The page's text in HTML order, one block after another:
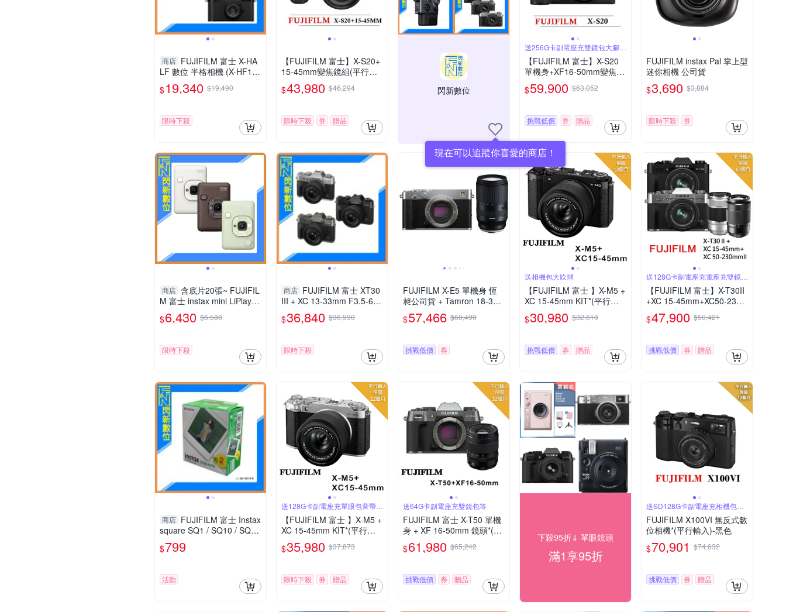
商店 FUJIFILM 富士 X-HA
LF 數位 半格相機 (X-HF1,
公司貨)
$19,340 $19,490
限時下殺
【FUJIFILM 富士】X-S20+
15-45mm變焦鏡組(平行輸
入)
$43,980 $46,294
限時下殺 券 贈品
閃新數位
現在可以追蹤你喜愛的商店！
送256G卡副電座充雙鏡包大腳架
拭鏡筆等
【FUJIFILM 富士】X-S20
單機身+XF16-50mm變焦鏡
組(平行輸入)
$59,900 $63,052
挑戰低價 券 贈品
FUJIFILM instax Pal 掌上型
迷你相機 公司貨
$3,690 $3,884
限時下殺 券
商店 含底片20張~ FUJIFIL
M 富士 instax mini LiPlay
數位 拍立得 相機(抹茶綠/古
銅/霧白)公司貨
$6,430 $6,580
限時下殺
商店 FUJIFILM 富士 XT30
III + XC 13-33mm F3.5-6.3
OIS (XT30III,公司貨)
$36,840 $36,990
限時下殺
FUJIFILM X-E5 單機身 恆
昶公司貨 + Tamron 18-300
mm F3.5-6.3 鏡頭 公司貨
$57,466 $60,490
挑戰低價 券
送相機包大吹球
【FUJIFILM 富士 】X-M5 +
XC 15-45mm KIT*(平行輸
入)-黑色
$30,980 $32,610
挑戰低價 券 贈品
送128G卡副電座充電座充雙鏡包
等
【FUJIFILM 富士】X-T30II
+XC 15-45mm+XC50-230m
m雙鏡組*(中文平輸)
$47,900 $50,421
挑戰低價 券 贈品
商店 FUJIFILM 富士 Instax
square SQ1 / SQ10 / SQ6 /
SP3 方形 拍立得 底片 雙入
(共20張)
$799
活動
送128G卡副電座充單眼包背帶大
吹球
【FUJIFILM 富士 】X-M5 +
XC 15-45mm KIT*(平行輸
入)-銀色
$35,980 $37,873
限時下殺 券 贈品
送64G卡副電座充雙鏡包等
FUJIFILM 富士 X-T50 單機
身 + XF 16-50mm 鏡頭*(平
行輸入)-碳灰色
$61,980 $65,242
挑戰低價 券 贈品
下殺95折⇓ 單眼鏡頭
滿1享95折
送SD128G卡副電座充相機包減
壓背帶等
FUJIFILM X100VI 無反式數
位相機*(平行輸入)-黑色
$70,901 $74,632
挑戰低價 券 贈品